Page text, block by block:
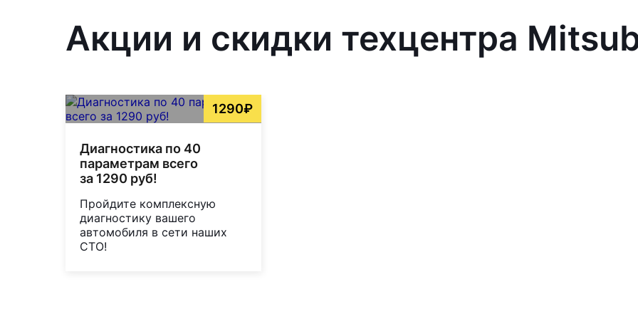
Акции и скидки техцентра
1290₽
Диагностика по 40
параметрам всего
за 1290 руб!
Пройдите комплексную
диагностику вашего
автомобиля в сети наших
СТО!